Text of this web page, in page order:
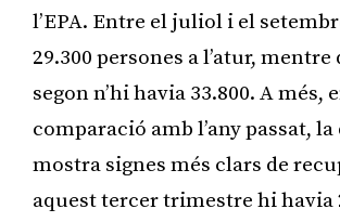
l’EPA. Entre el juliol i el
29.300 persones a l’atur, mentre
segon n’hi havia 33.800. A més,
comparació amb l’any passat,
mostra signes més clars de
aquest tercer trimestre hi havia